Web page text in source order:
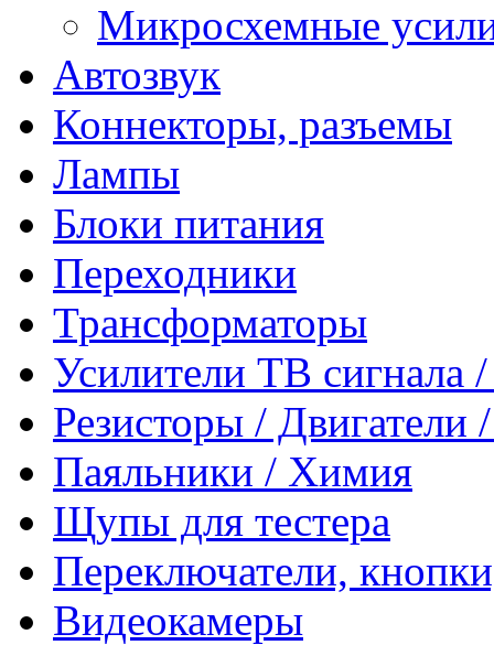
Микросхемные
Автозвук
Коннекторы, разъемы
Лампы
Блоки питания
Переходники
Трансформаторы
Усилители ТВ сигнала
Резисторы /
Паяльники / Химия
Щупы для тестера
Переключатели,
Видеокамеры